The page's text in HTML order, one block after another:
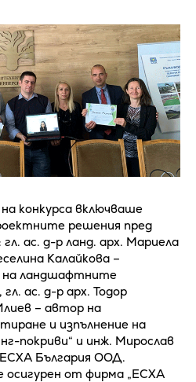
конкурса включваше
решения пред
ас. д-р ланд. арх. Мариела
Калайкова –
на ландшафтните
ас. д-р арх. Тодор
– автор на
и изпълнение на
покриви“ и инж. Мирослав
България ООД.
от фирма „ЕСХА